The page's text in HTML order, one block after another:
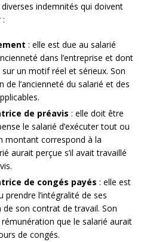
indemnités qui doivent
:
: elle est due au salarié
dans l’entreprise et dont
un motif réel et sérieux. Son
l’ancienneté du salarié et des
de préavis : elle doit être
le salarié d’exécuter tout ou
montant correspond à la
aurait perçue s’il avait travaillé
de congés payés : elle est
prendre l’intégralité de ses
son contrat de travail. Son
que le salarié aurait
de congés.